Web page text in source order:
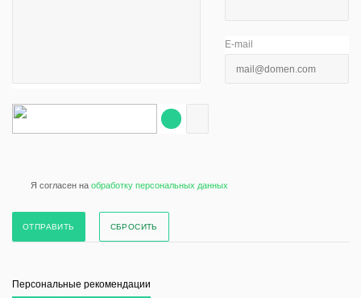
E-mail
Я согласен на обработку персональных данных
СБРОСИТЬ
Персональные рекомендации